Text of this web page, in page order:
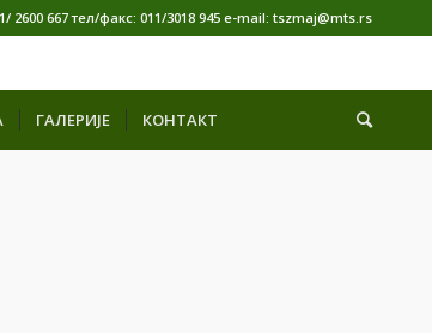
2600 667 тел/факс: 011/3018 945 е-mail: tszmaj@mts.rs
ГАЛЕРИЈЕ КОНТАКТ